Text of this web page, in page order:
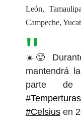
León,
Campeche,
☀️🥵
mantendrá
parte
#Temperturas
#Celsiusen